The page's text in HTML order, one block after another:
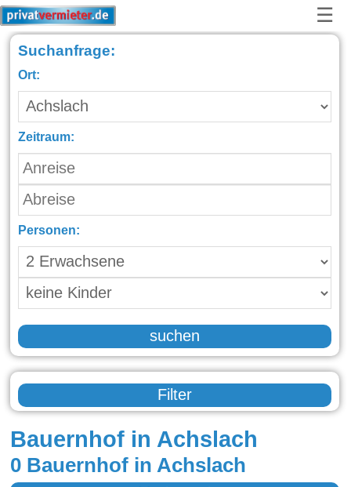
☰
Suchanfrage:
Ort:
Zeitraum:
Personen:
suchen
Filter
Bauernhof in Achslach
0 Bauernhof in Achslach